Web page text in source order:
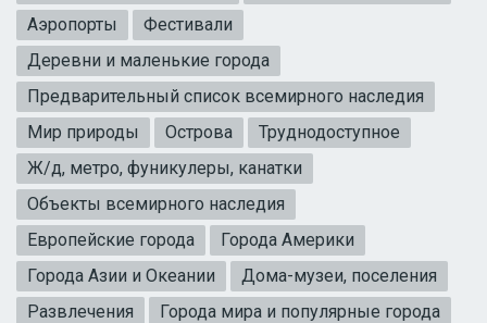
Аэропорты
Фестивали
Деревни и маленькие города
Предварительный список всемирного наследия
Мир природы
Острова
Труднодоступное
Ж/д, метро, фуникулеры, канатки
Объекты всемирного наследия
Европейские города
Города Америки
Города Азии и Океании
Дома-музеи, поселения
Развлечения
Города мира и популярные города